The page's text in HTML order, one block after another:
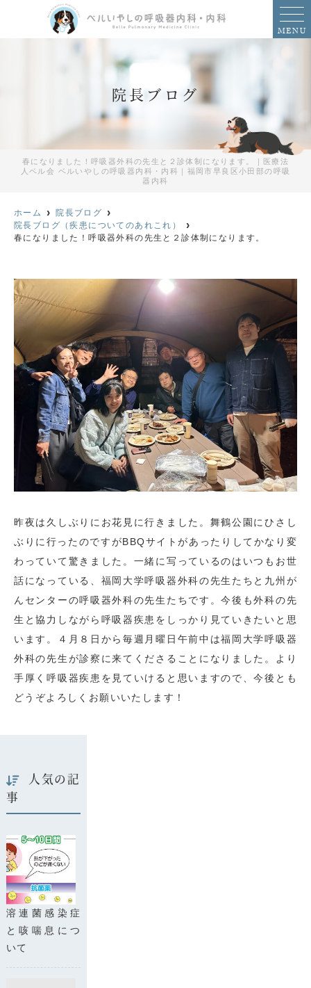
MENU
院長ブログ
春になりました！呼吸器外科の先生と２診体制になります。｜医療法
人ベル会 ベルいやしの呼吸器内科・内科｜福岡市早良区小田部の呼吸
器内科
ホーム
院長ブログ
院長ブログ（疾患についてのあれこれ）
春になりました！呼吸器外科の先生と２診体制になります。
昨夜は久しぶりにお花見に行きました。舞鶴公園にひさし
ぶりに行ったのですがBBQサイトがあったりしてかなり変
わっていて驚きました。一緒に写っているのはいつもお世
話になっている、福岡大学呼吸器外科の先生たちと九州が
んセンターの呼吸器外科の先生たちです。今後も外科の先
生と協力しながら呼吸器疾患をしっかり見ていきたいと思
います。４月８日から毎週月曜日午前中は福岡大学呼吸器
外科の先生が診察に来てくださることになりました。より
手厚く呼吸器疾患を見ていけると思いますので、今後とも
どうぞよろしくお願いいたします！
人気の記
事
溶連菌感染症
と咳喘息につ
いて